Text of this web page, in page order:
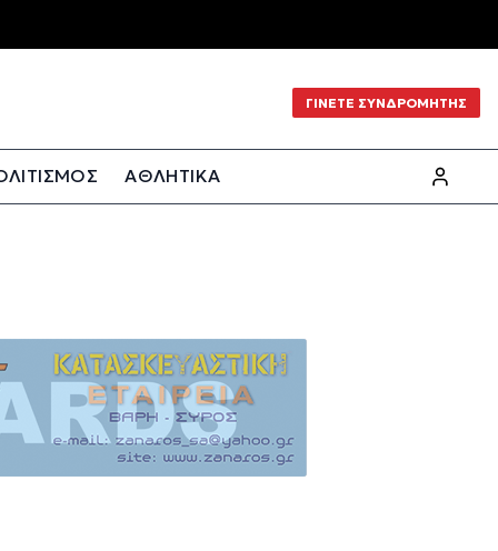
ΓΙΝΕΤΕ ΣΥΝΔΡΟΜΗΤΗΣ
ΑΘΛΗΤΙΚΑ